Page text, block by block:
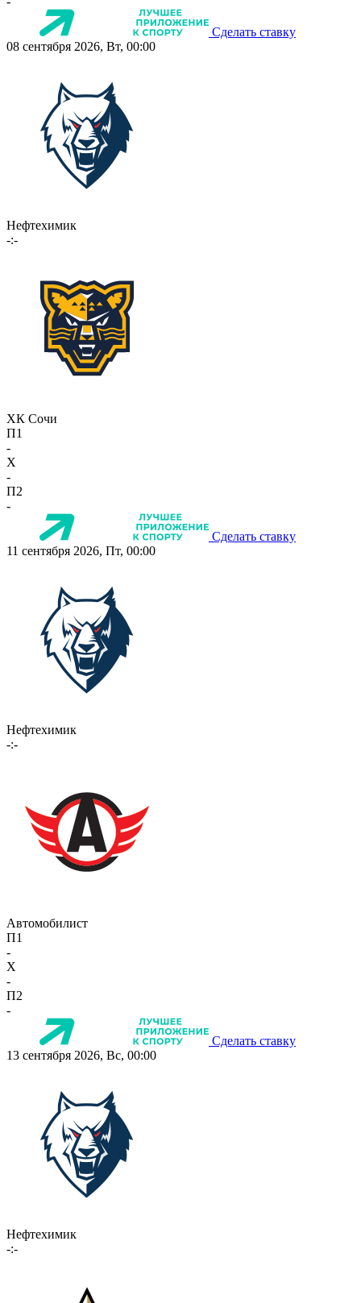
Сделать ставку
08 сентября 2026, Вт, 00:00
Нефтехимик
-:-
ХК Сочи
П1
-
X
-
П2
-
Сделать ставку
11 сентября 2026, Пт, 00:00
Нефтехимик
-:-
Автомобилист
П1
-
X
-
П2
-
Сделать ставку
13 сентября 2026, Вс, 00:00
Нефтехимик
-:-